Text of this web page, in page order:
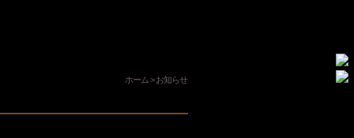
ホーム> お知らせ